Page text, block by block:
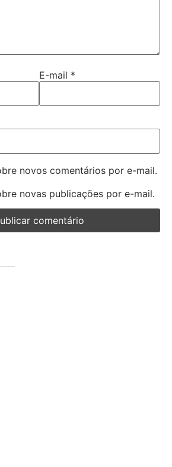
E-mail *
novos comentários por e-mail.
novas publicações por e-mail.